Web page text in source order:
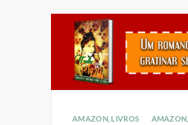
AMAZON,LIVROS AMAZON